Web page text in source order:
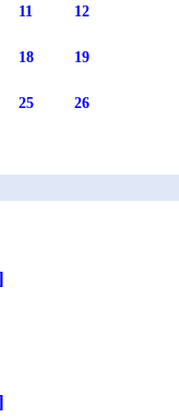
11 12
18 19
25 26